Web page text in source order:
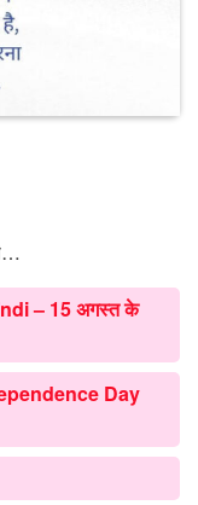
– 15 अगस्त के
Day